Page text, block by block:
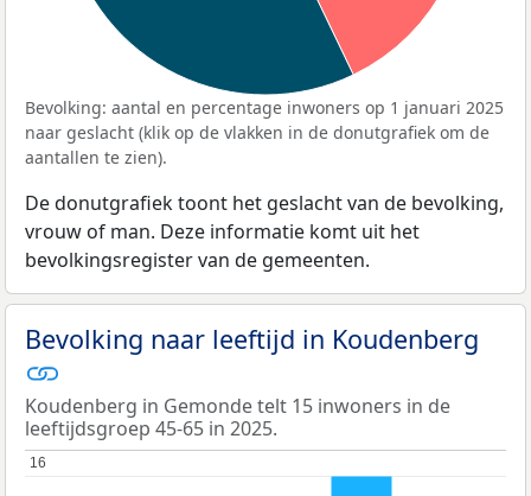
Bevolking: aantal en percentage inwoners op 1 januari 2025
naar geslacht (klik op de vlakken in de donutgrafiek om de
aantallen te zien).
De donutgrafiek toont het geslacht van de bevolking,
vrouw of man. Deze informatie komt uit het
bevolkingsregister van de gemeenten.
Bevolking naar leeftijd in Koudenberg
Koudenberg in Gemonde telt 15 inwoners in de
leeftijdsgroep 45-65 in 2025.
16
16